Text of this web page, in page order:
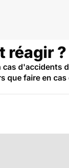
réagir ?
d'accidents
faire en